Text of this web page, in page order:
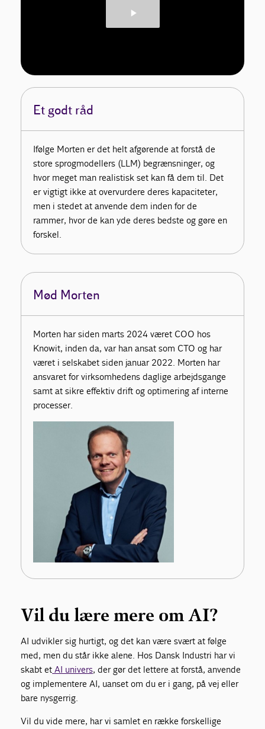
Et godt råd
Ifølge Morten er det helt afgørende at forstå de
store sprogmodellers (LLM) begrænsninger, og
hvor meget man realistisk set kan få dem til. Det
er vigtigt ikke at overvurdere deres kapaciteter,
men i stedet at anvende dem inden for de
rammer, hvor de kan yde deres bedste og gøre en
forskel.
Mød Morten
Morten har siden marts 2024 været COO hos
Knowit, inden da, var han ansat som CTO og har
været i selskabet siden januar 2022. Morten har
ansvaret for virksomhedens daglige arbejdsgange
samt at sikre effektiv drift og optimering af interne
processer.
Vil du lære mere om AI?
AI udvikler sig hurtigt, og det kan være svært at følge
med, men du står ikke alene. Hos Dansk Industri har vi
skabt et AI univers, der gør det lettere at forstå, anvende
og implementere AI, uanset om du er i gang, på vej eller
bare nysgerrig.
Vil du vide mere, har vi samlet en række forskellige